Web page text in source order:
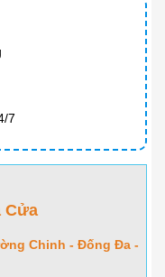
7
Cửa
Chinh - Đống Đa -